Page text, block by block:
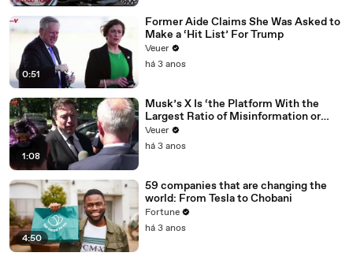
0:51
Former Aide Claims She Was Asked to
Make a ‘Hit List’ For Trump
Veuer
há 3 anos
1:08
Musk’s X Is ‘the Platform With the
Largest Ratio of Misinformation or
Disinformation’ Amongst All Social
Media Platforms
Veuer
há 3 anos
4:50
59 companies that are changing the
world: From Tesla to Chobani
Fortune
há 3 anos